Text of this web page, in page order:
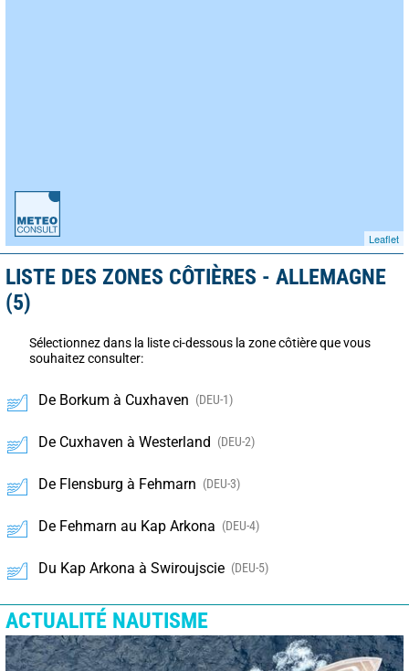
Leaflet
LISTE DES ZONES CÔTIÈRES - ALLEMAGNE
(5)
Sélectionnez dans la liste ci-dessous la zone côtière que vous
souhaitez consulter:
De Borkum à Cuxhaven (DEU-1)
De Cuxhaven à Westerland (DEU-2)
De Flensburg à Fehmarn (DEU-3)
De Fehmarn au Kap Arkona (DEU-4)
Du Kap Arkona à Swiroujscie (DEU-5)
ACTUALITÉ NAUTISME